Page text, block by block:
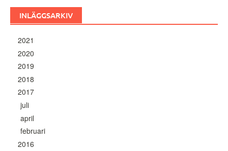
INLÄGGSARKIV
2021
2020
2019
2018
2017
juli
april
februari
2016